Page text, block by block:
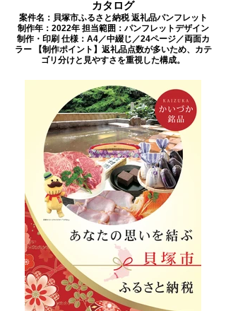
カタログ
案件名：貝塚市ふるさと納税 返礼品パンフレット
制作年：2022年 担当範囲：パンフレットデザイン
制作・印刷 仕様：A4／中綴じ／24ページ／両面カ
ラー 【制作ポイント】返礼品点数が多いため、カテ
ゴリ分けと見やすさを重視した構成。